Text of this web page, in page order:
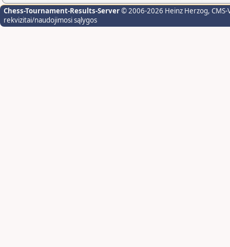
Chess-Tournament-Results-Server© 2006-2026 Heinz Herzog,
rekvizitai/naudojimosi sąlygos